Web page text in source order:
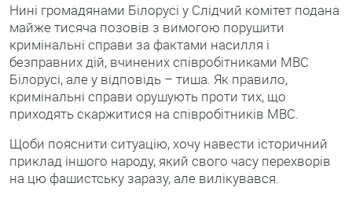
Нині громадянами Білорусі у Слідчий комітет подана
майже тисяча позовів з вимогою порушити
кримінальні справи за фактами насилля і
безправних дій, вчинених співробітниками МВС
Білорусі, але у відповідь – тиша. Як правило,
кримінальні справи орушують проти тих, що
приходять скаржитися на співробітників МВС.
Щоби пояснити ситуацію, хочу навести історичний
приклад іншого народу, який свого часу перехворів
на цю фашистську заразу, але вилікувався.